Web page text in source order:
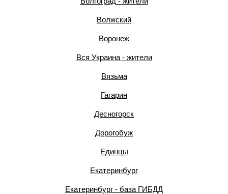
Волжский
Воронеж
Вся Украина - жители
Вязьма
Гагарин
Десногорск
Дорогобуж
Единцы
Екатеринбург
Екатеринбург - база ГИБДД